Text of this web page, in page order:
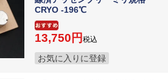
CRYO -196℃
13,750 税込
お気に入りに登録